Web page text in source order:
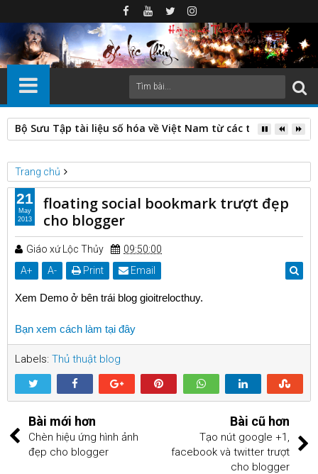
Bộ Sưu Tập tài liệu số hóa về Việt Nam từ các thư viện nước
Trang chủ
Thủ thuật blog
floating social bookmark trượt đẹp cho blogger
floating social bookmark trượt đẹp
cho blogger
Giáo xứ Lộc Thủy
09:50:00
A+ A- Print Email
Xem Demo ở bên trái blog gioitrelocthuy.
Bạn xem cách làm tại đây
Labels: Thủ thuật blog
21
May
2013
Bài mới hơn
Chèn hiệu ứng hình ảnh
đẹp cho blogger
Bài cũ hơn
Tạo nút google +1,
facebook và twitter trượt
cho blogger